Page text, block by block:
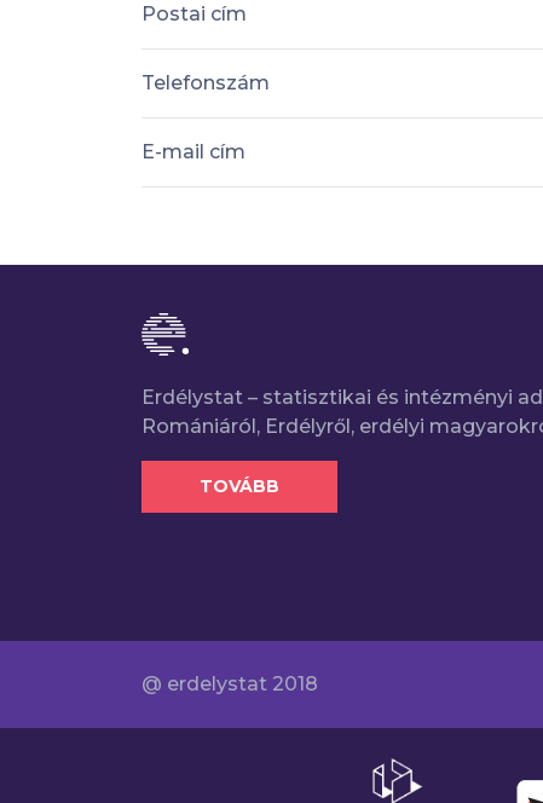
Postai cím
Telefonszám
E-mail cím
Erdélystat – statisztikai és intézményi
Romániáról, Erdélyről, erdélyi
TOVÁBB
@ erdelystat 2018